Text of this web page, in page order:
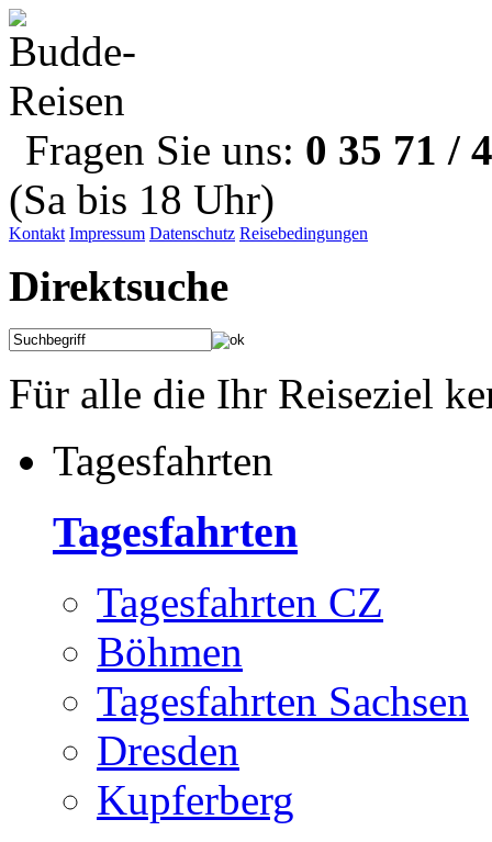
Fragen Sie uns: 0 35 71 /
(Sa bis 18 Uhr)
Kontakt Impressum Datenschutz Reisebedingungen
Direktsuche
Für alle die Ihr Reiseziel
Tagesfahrten
Tagesfahrten
Tagesfahrten CZ
Böhmen
Tagesfahrten Sachsen
Dresden
Kupferberg